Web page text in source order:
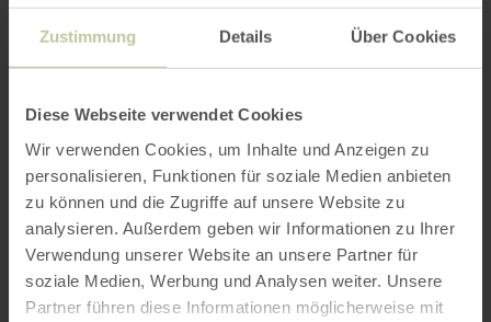
Zustimmung Details Über Cookies
Diese Webseite verwendet Cookies
Wir verwenden Cookies, um Inhalte und Anzeigen zu
personalisieren, Funktionen für soziale Medien anbieten
zu können und die Zugriffe auf unsere Website zu
analysieren. Außerdem geben wir Informationen zu Ihrer
Verwendung unserer Website an unsere Partner für
soziale Medien, Werbung und Analysen weiter. Unsere
Partner führen diese Informationen möglicherweise mit